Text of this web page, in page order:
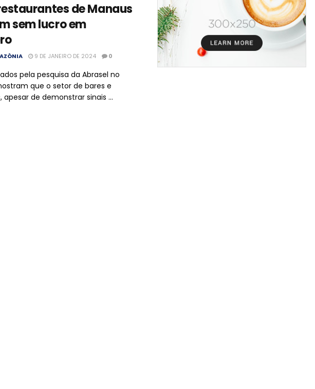
de Manaus
sem lucro em
9 DE JANEIRO DE 2024 0
pela pesquisa da Abrasel no
que o setor de bares e
apesar de demonstrar sinais ...